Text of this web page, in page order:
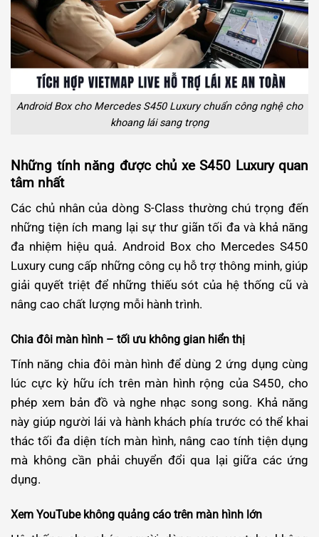
Android Box cho Mercedes S450 Luxury chuẩn công nghệ cho
khoang lái sang trọng
Những tính năng được chủ xe S450 Luxury quan
tâm nhất
Các chủ nhân của dòng S-Class thường chú trọng đến
những tiện ích mang lại sự thư giãn tối đa và khả năng
đa nhiệm hiệu quả. Android Box cho Mercedes S450
Luxury cung cấp những công cụ hỗ trợ thông minh, giúp
giải quyết triệt để những thiếu sót của hệ thống cũ và
nâng cao chất lượng mỗi hành trình.
Chia đôi màn hình – tối ưu không gian hiển thị
Tính năng chia đôi màn hình để dùng 2 ứng dụng cùng
lúc cực kỳ hữu ích trên màn hình rộng của S450, cho
phép xem bản đồ và nghe nhạc song song. Khả năng
này giúp người lái và hành khách phía trước có thể khai
thác tối đa diện tích màn hình, nâng cao tính tiện dụng
mà không cần phải chuyển đổi qua lại giữa các ứng
dụng.
Xem YouTube không quảng cáo trên màn hình lớn